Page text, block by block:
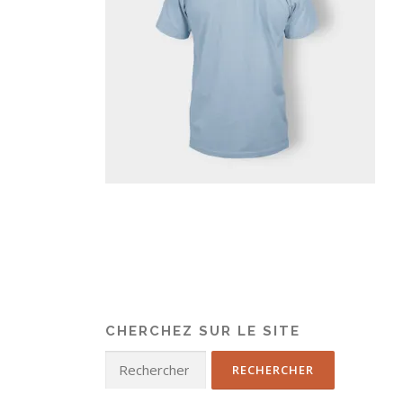
CHERCHEZ SUR LE SITE